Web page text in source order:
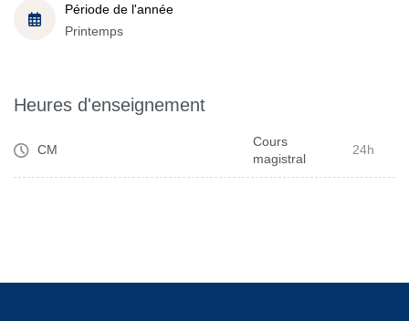
Période de l'année
Printemps
Heures d'enseignement
CM
Cours
magistral
24h